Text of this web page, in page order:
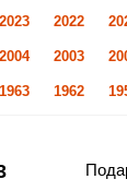
2023 2022
2004 2003
1963 1962